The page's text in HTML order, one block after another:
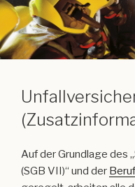
Auf der Grundlage des
(SGB VII)“ und der